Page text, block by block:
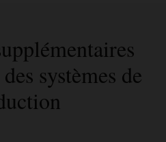
systèmes de